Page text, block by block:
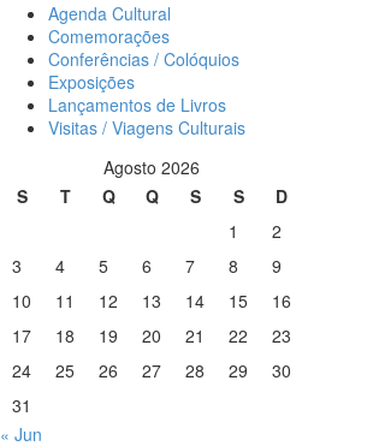
Agenda Cultural
Comemorações
Conferências / Colóquios
Exposições
Lançamentos de Livros
Visitas / Viagens Culturais
Agosto 2026
S
T Q Q S S
D
1
2
3
4 5 6 7 8
9
10
11 12 13 14 15
16
17
18 19 20 21 22
23
24
25 26 27 28 29
30
31
« Jun